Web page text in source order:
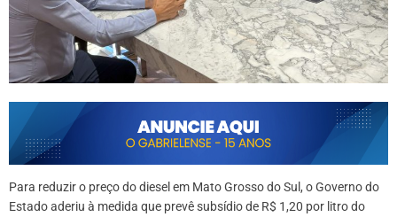
Para reduzir o preço do diesel em Mato Grosso do Sul, o Governo do
Estado aderiu à medida que prevê subsídio de R$ 1,20 por litro do